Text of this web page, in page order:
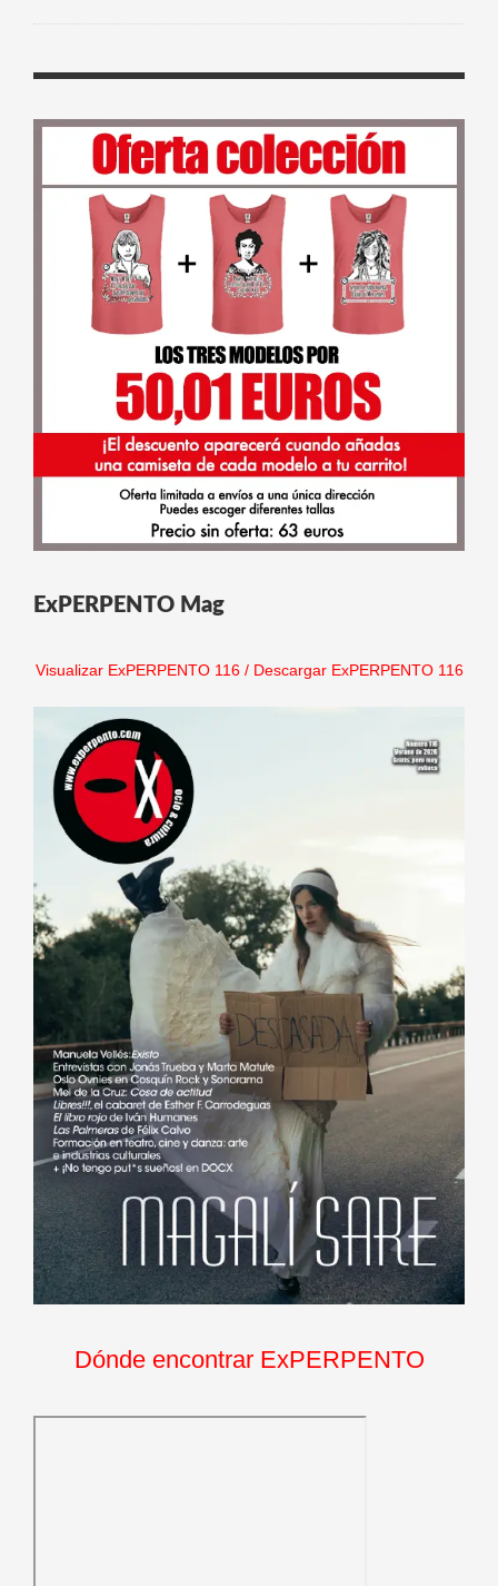
ExPERPENTO Mag
Visualizar ExPERPENTO 116/ Descargar ExPERPENTO 116
Dónde encontrar ExPERPENTO